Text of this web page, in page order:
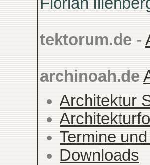
tektorum.de -
archinoah.de
Architektur
Termine
Downloads